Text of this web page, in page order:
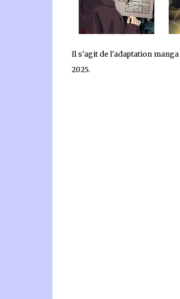
Il s'agit de l'adaptation
2025.